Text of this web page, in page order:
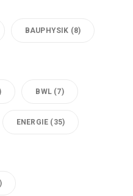
BAUPHYSIK (8)
BWL (7)
ENERGIE (35)